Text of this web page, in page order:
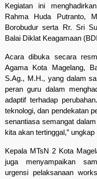
Kegiatan ini
Rahma Huda Putranto,
Borobudur serta Rr. Sri
Balai Diklat Keagamaan
Acara dibuka secara
Agama Kota Magelang,
S.Ag., M.H., yang dalam
peran guru dalam
adaptif terhadap
teknologi, dan pendekatan
senantiasa semangat
kita akan tertinggal,”
Kepala MTsN 2 Kota
juga menyampaikan
urgensi pelaksanaan